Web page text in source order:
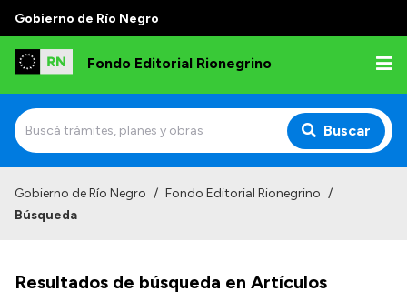
Gobierno de Río Negro
Fondo Editorial Rionegrino
Buscar
Gobierno de Río Negro / Fondo Editorial Rionegrino /
Búsqueda
Resultados de búsqueda en Artículos